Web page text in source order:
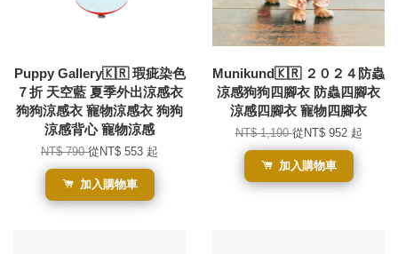
Puppy Gallery🇰🇷 瑕疵染色
７折 天空藍 夏季外出涼感衣
狗狗涼感衣 寵物涼感衣 狗狗
涼感背心 寵物涼感
NT$ 790從 NT$ 553 起
加入購物車
Munikund🇰🇷 ２０２４防蟲
涼感狗狗四腳衣 防蟲四腳衣
涼感四腳衣 寵物四腳衣
NT$ 1,190從 NT$ 952 起
加入購物車